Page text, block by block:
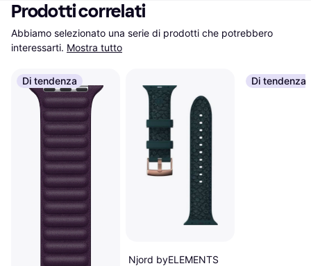
Prodotti correlati
Abbiamo selezionato una serie di prodotti che potrebbero
interessarti. Mostra tutto
Di tendenza
Njord byELEMENTS
Di tendenza